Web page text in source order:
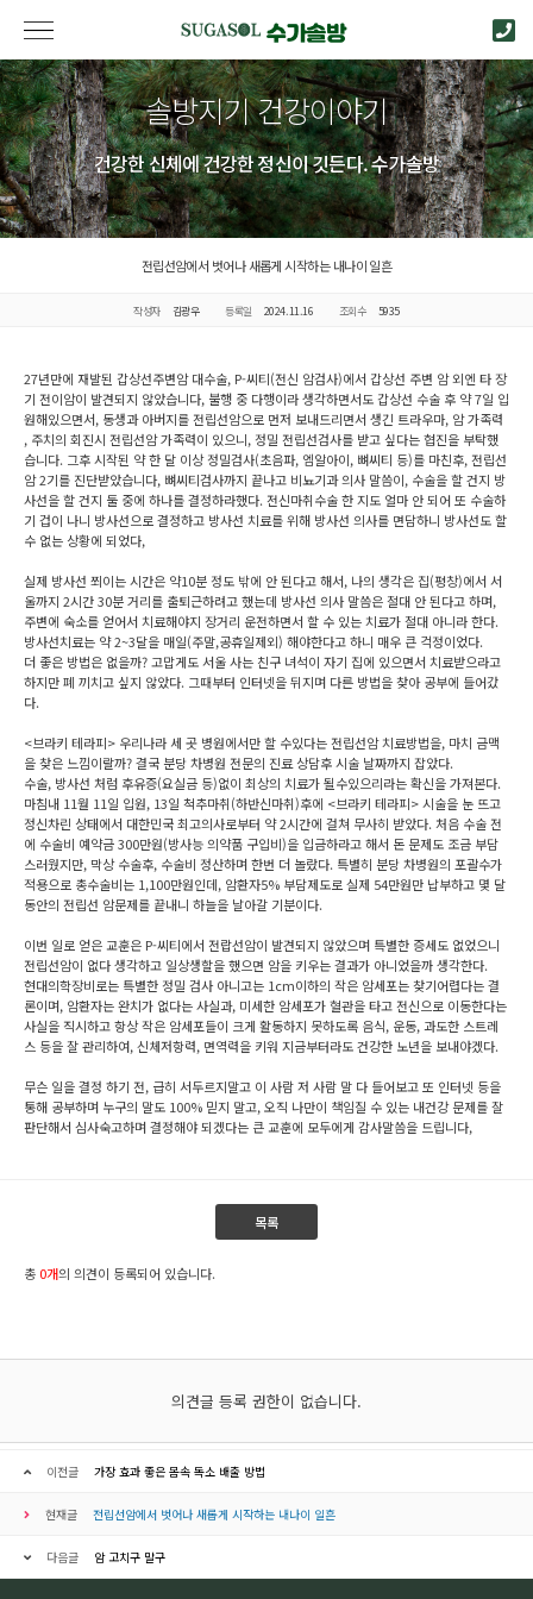
솔방지기 건강이야기
건강한 신체에 건강한 정신이 깃든다. 수가솔방
전립선암에서 벗어나 새롭게 시작하는 내나이 일흔
작성자 김광우 등록일 2024.11.16 조회수 5935
27년만에 재발된 갑상선주변암 대수술, P-씨티(전신 암검사)에서 갑상선 주변 암 외엔 타 장
기 전이암이 발견되지 않았습니다, 불행 중 다행이라 생각하면서도 갑상선 수술 후 약 7일 입
원해있으면서, 동생과 아버지를 전립선암으로 먼저 보내드리면서 생긴 트라우마, 암 가족력
, 주치의 회진시 전립선암 가족력이 있으니, 정밀 전립선검사를 받고 싶다는 협진을 부탁했
습니다. 그후 시작된 약 한 달 이상 정밀검사(초음파, 엠알아이, 뼈씨티 등)를 마친후, 전립선
암 2기를 진단받았습니다, 뼈씨티검사까지 끝나고 비뇨기과 의사 말씀이, 수술을 할 건지 방
사선을 할 건지 둘 중에 하나를 결정하라했다. 전신마취수술 한 지도 얼마 안 되어 또 수술하
기 겁이 나니 방사선으로 결정하고 방사선 치료를 위해 방사선 의사를 면담하니 방사선도 할
수 없는 상황에 되었다,
실제 방사선 쬐이는 시간은 약10분 정도 밖에 안 된다고 해서, 나의 생각은 집(평창)에서 서
울까지 2시간 30분 거리를 출퇴근하려고 했는데 방사선 의사 말씀은 절대 안 된다고 하며,
주변에 숙소를 얻어서 치료해야지 장거리 운전하면서 할 수 있는 치료가 절대 아니라 한다.
방사선치료는 약 2~3달을 매일(주말,공휴일제외) 해야한다고 하니 매우 큰 걱정이었다.
더 좋은 방법은 없을까? 고맙게도 서울 사는 친구 녀석이 자기 집에 있으면서 치료받으라고
하지만 폐 끼치고 싶지 않았다. 그때부터 인터넷을 뒤지며 다른 방법을 찾아 공부에 들어갔
다.
<브라키 테라피> 우리나라 세 곳 병원에서만 할 수있다는 전립선암 치료방법을, 마치 금맥
을 찾은 느낌이랄까? 결국 분당 차병원 전문의 진료 상담후 시술 날짜까지 잡았다.
수술, 방사선 처럼 후유증(요실금 등)없이 최상의 치료가 될수있으리라는 확신을 가져본다.
마침내 11월 11일 입원, 13일 척추마취(하반신마취)후에 <브라키 테라피> 시술을 눈 뜨고
정신차린 상태에서 대한민국 최고의사로부터 약 2시간에 걸쳐 무사히 받았다. 처음 수술 전
에 수술비 예약금 300만원(방사능 의약품 구입비)을 입금하라고 해서 돈 문제도 조금 부담
스러웠지만, 막상 수술후, 수술비 정산하며 한번 더 놀랐다. 특별히 분당 차병원의 포괄수가
적용으로 총수술비는 1,100만원인데, 암환자5% 부담제도로 실제 54만원만 납부하고 몇 달
동안의 전립선 암문제를 끝내니 하늘을 날아갈 기분이다.
이번 일로 얻은 교훈은 P-씨티에서 전랍선암이 발견되지 않았으며 특별한 증세도 없었으니
전립선암이 없다 생각하고 일상생할을 했으면 암을 키우는 결과가 아니었을까 생각한다.
현대의학장비로는 특별한 정밀 검사 아니고는 1cm이하의 작은 암세포는 찾기어렵다는 결
론이며, 암환자는 완치가 없다는 사실과, 미세한 암세포가 혈관을 타고 전신으로 이동한다는
사실을 직시하고 항상 작은 암세포들이 크게 활동하지 못하도록 음식, 운동, 과도한 스트레
스 등을 잘 관리하여, 신체저항력, 면역력을 키워 지금부터라도 건강한 노년을 보내야겠다.
무슨 일을 결정 하기 전, 급히 서두르지말고 이 사람 저 사람 말 다 들어보고 또 인터넷 등을
통해 공부하며 누구의 말도 100% 믿지 말고, 오직 나만이 책임질 수 있는 내건강 문제를 잘
판단해서 심사숙고하며 결정해야 되겠다는 큰 교훈에 모두에게 감사말씀을 드립니다,
목록
총 0개의 의견이 등록되어 있습니다.
의견글 등록 권한이 없습니다.
이전글 가장 효과 좋은 몸속 독소 배출 방법
현재글 전립선암에서 벗어나 새롭게 시작하는 내나이 일흔
다음글 암 고치구 말구